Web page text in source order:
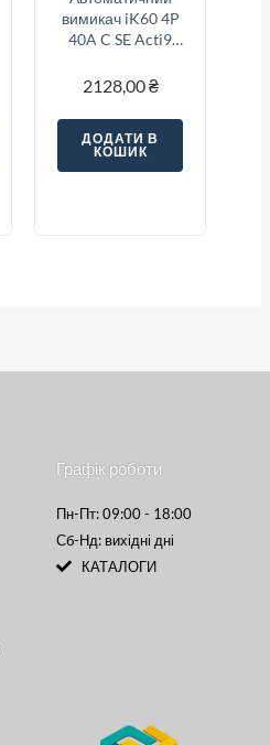
вимикач iK60 4P
40A C SE Acti9
2128,00₴
ДОДАТИ В
КОШИК
Графік роботи
Пн-Пт: 09:00 - 18:00
Сб-Нд: вихідні дні
КАТАЛОГИ